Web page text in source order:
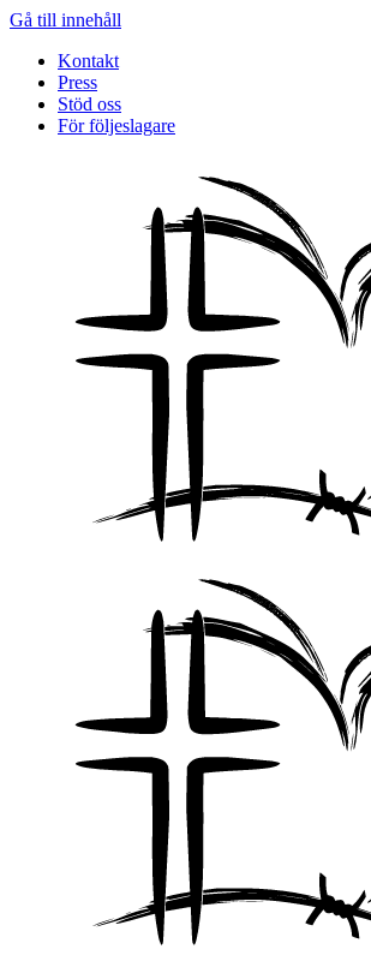
Gå till innehåll
Kontakt
Press
Stöd oss
För följeslagare